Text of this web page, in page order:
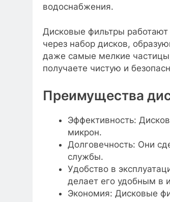
водоснабжения.
Дисковые фильтры работают
через набор дисков,
даже самые мелкие
получаете чистую и
Преимущества
Эффективность:
микрон.
Долговечность: Они
службы.
Удобство в
делает его удобным в
Экономия: Дисковые